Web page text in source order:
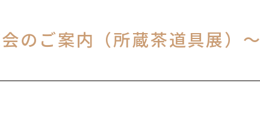
のご案内（所蔵茶道具展）～